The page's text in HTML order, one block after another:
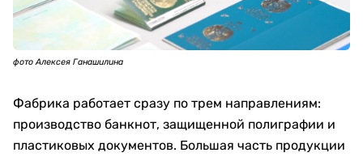
фото Алексея Ганашилина
Фабрика работает сразу по трем направлениям:
производство банкнот, защищенной полиграфии и
пластиковых документов. Большая часть продукции